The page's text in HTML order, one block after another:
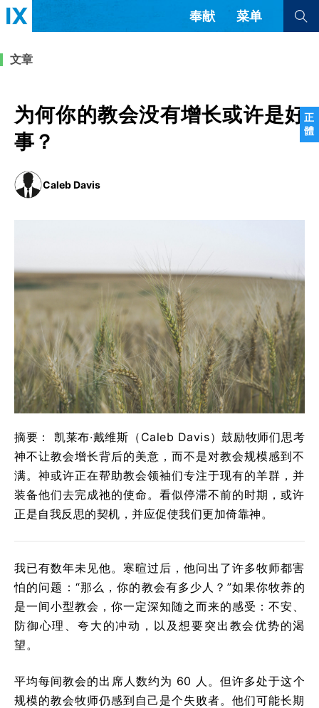
正
體
奉献 菜单
来信
教会带领
查看全部
查看全部
法语
罗马尼亚语
越南语
意大利语
德语
土耳其语
阿拉伯语
阿尔巴尼亚语
塞尔维亚语 柬埔寨语
文章
为何你的教会没有增长或许是好
事？
Caleb Davis
摘要： 凯莱布·戴维斯（Caleb Davis）鼓励牧师们思考
神不让教会增长背后的美意，而不是对教会规模感到不
满。神或许正在帮助教会领袖们专注于现有的羊群，并
装备他们去完成祂的使命。看似停滞不前的时期，或许
正是自我反思的契机，并应促使我们更加倚靠神。
我已有数年未见他。寒暄过后，他问出了许多牧师都害
怕的问题：“那么，你的教会有多少人？”如果你牧养的
是一间小型教会，你一定深知随之而来的感受：不安、
防御心理、夸大的冲动，以及想要突出教会优势的渴
望。
平均每间教会的出席人数约为 60 人。但许多处于这个
规模的教会牧师仍感到自己是个失败者。他们可能长期